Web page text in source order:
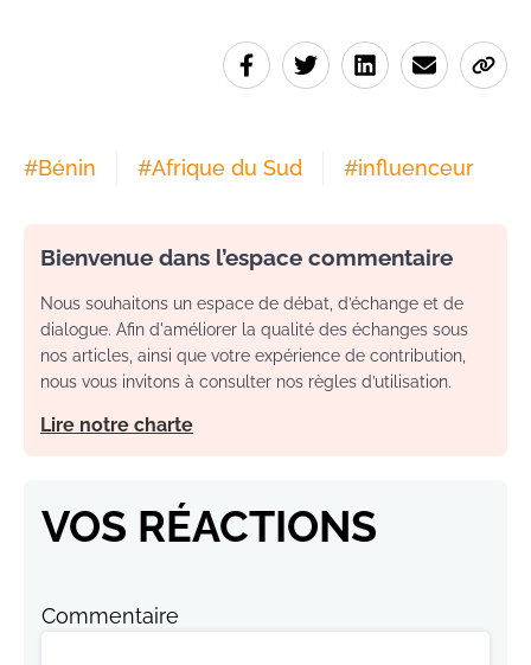
#Bénin #Afrique du Sud #influenceur
Bienvenue dans l’espace commentaire
Nous souhaitons un espace de débat, d’échange et de
dialogue. Afin d'améliorer la qualité des échanges sous
nos articles, ainsi que votre expérience de contribution,
nous vous invitons à consulter nos règles d’utilisation.
Lire notre charte
VOS RÉACTIONS
Commentaire